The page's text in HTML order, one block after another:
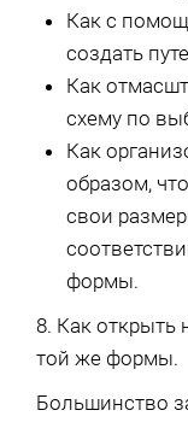
Как с
создать
Как
схему по
Как
образом,
свои
формы.
8. Как открыть
той же формы.
Большинство